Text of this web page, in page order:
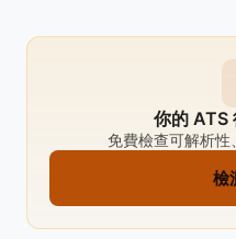
你的 ATS
免費檢查可解析性
檢